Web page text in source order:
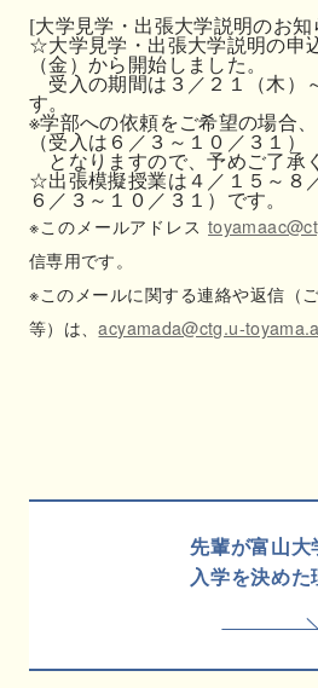
[大学見学・出張大学説明のお知
☆大学見学・出張大学説明の申
（金）から開始しました。
受入の期間は３／２１（木）
す。
※学部への依頼をご希望の場合
（受入は６／３～１０／３１）
となりますので、予めご了承
☆出張模擬授業は４／１５～８
６／３～１０／３１）です。
※このメールアドレス
信専用です。
※このメールに関する連絡や返信（
等）は、acyamada@ctg.u-
先輩が富山大
入学を決めた